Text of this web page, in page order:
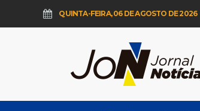
QUINTA-FEIRA, 06 DE AGOSTO DE 2026